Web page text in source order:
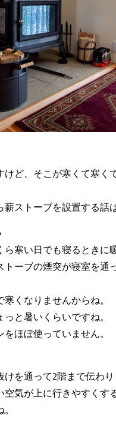
けど、そこが寒くて寒く
ストーブを設置する話
ら寒い日でも寝るときに
ーブの煙突が寝室を通
くなりませんからね。
と暑いくらいですね。
ほぼ使っていません。
けを通って2階まで伝わ
気が上に行きやすくす